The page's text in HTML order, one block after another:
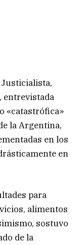
entrevistada
«catastrófica»
la Argentina,
en los
en
para
alimentos
sostuvo
de la